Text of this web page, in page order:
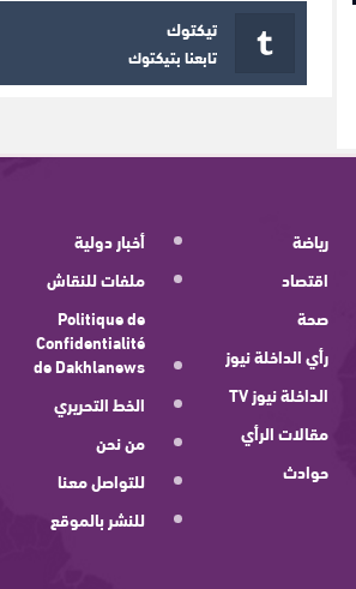
تيكتوك
تابعنا بتيكتوك
رياضة
اقتصاد
صحة
رأي الداخلة نيوز
الداخلة نيوز TV
مقالات الرأي
حوادث
أخبار دولية
ملفات للنقاش
Politique de
Confidentialité
de Dakhlanews
الخط التحريري
من نحن
للتواصل معنا
للنشر بالموقع